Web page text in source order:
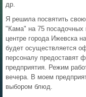
др.
Я решила посвятить
"Кама" на 75
центре города Ижевска
будет осуществляется
персоналу предоставят
предприятия. Режим
вечера. В моем
выбором блюд.